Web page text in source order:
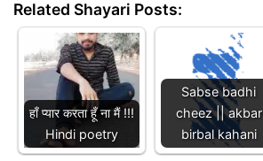
Related Shayari Posts:
हाँ प्यार करता हूँ ना मैं !!!
Hindi poetry
Sabse badhi
cheez || akbar
birbal kahani